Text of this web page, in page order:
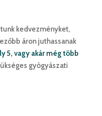
kedvezményket,
áron juthassanak
5, vagy akár még több
gyógyászati